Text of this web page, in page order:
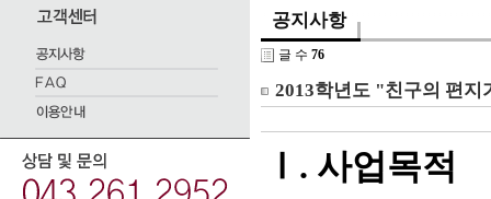
공지사항
글 수 76
2013학년도 "친구의 편지
Ⅰ. 사업목적